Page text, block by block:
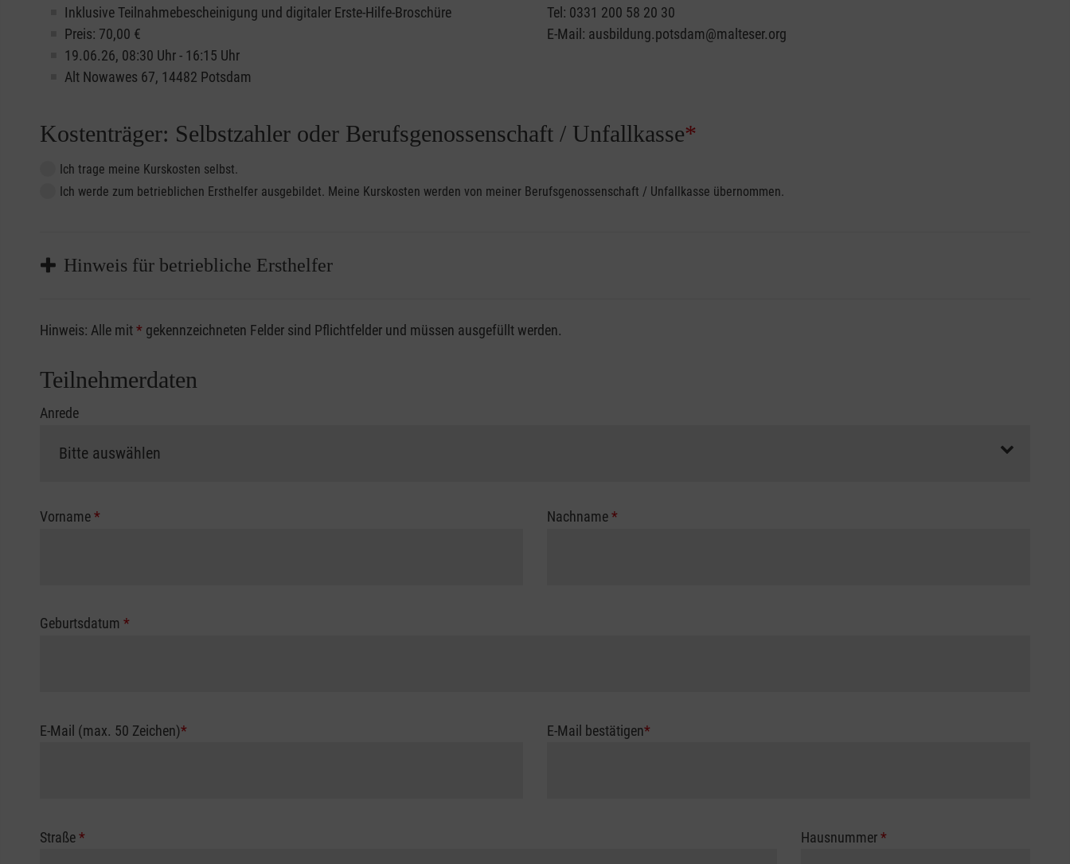
Inklusive Teilnahmebescheinigung und digitaler Erste-Hilfe-Broschüre
Preis: 70,00 €
19.06.26, 08:30 Uhr - 16:15 Uhr
Alt Nowawes 67, 14482 Potsdam
Tel: 0331 200 58 20 30
E-Mail: ausbildung.potsdam@malteser.org
Kostenträger: Selbstzahler oder Berufsgenossenschaft / Unfallkasse*
Ich trage meine Kurskosten selbst.
Ich werde zum betrieblichen Ersthelfer ausgebildet. Meine Kurskosten werden von meiner Berufsgenossenschaft / Unfallkasse übernommen.
Hinweis für betriebliche Ersthelfer
Sofern Sie ein Kostenübernahmeverfahren Ihrer Berufsgenossenschaft / Unfallkasse nutzen, beachten Sie bitte, dass die Abrechnungsunterlagen spätestens zu Kursbeginn
vorliegen müssen. Andernfalls erfolgt eine Abrechnung der vollen Kursgebühr als Selbstzahler.
Hinweis: Alle mit* gekennzeichneten Felder sind Pflichtfelder und müssen ausgefüllt werden.
Teilnehmerdaten
Anrede
Vorname* Nachname*
Geburtsdatum *
E-Mail (max. 50 Zeichen)* E-Mail bestätigen*
Straße* Hausnummer*